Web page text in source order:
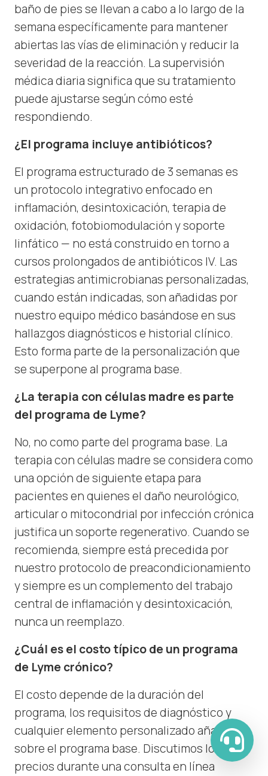
baño de pies se llevan a cabo a lo largo de la
semana específicamente para mantener
abiertas las vías de eliminación y reducir la
severidad de la reacción. La supervisión
médica diaria significa que su tratamiento
puede ajustarse según cómo esté
respondiendo.
¿El programa incluye antibióticos?
El programa estructurado de 3 semanas es
un protocolo integrativo enfocado en
inflamación, desintoxicación, terapia de
oxidación, fotobiomodulación y soporte
linfático — no está construido en torno a
cursos prolongados de antibióticos IV. Las
estrategias antimicrobianas personalizadas,
cuando están indicadas, son añadidas por
nuestro equipo médico basándose en sus
hallazgos diagnósticos e historial clínico.
Esto forma parte de la personalización que
se superpone al programa base.
¿La terapia con células madre es parte
del programa de Lyme?
No, no como parte del programa base. La
terapia con células madre se considera como
una opción de siguiente etapa para
pacientes en quienes el daño neurológico,
articular o mitocondrial por infección crónica
justifica un soporte regenerativo. Cuando se
recomienda, siempre está precedida por
nuestro protocolo de preacondicionamiento
y siempre es un complemento del trabajo
central de inflamación y desintoxicación,
nunca un reemplazo.
¿Cuál es el costo típico de un programa
de Lyme crónico?
El costo depende de la duración del
programa, los requisitos de diagnóstico y
cualquier elemento personalizado añadido
sobre el programa base. Discutimos los
precios durante una consulta en línea